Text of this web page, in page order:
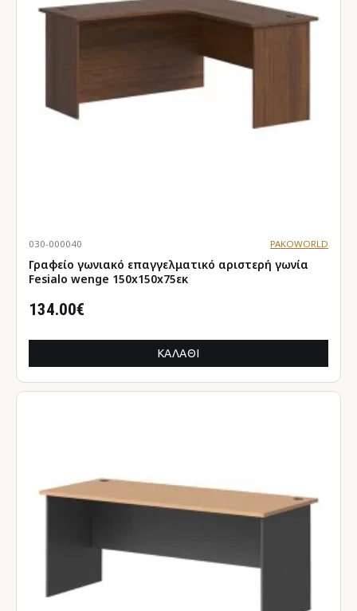
030-000040 PAKOWORLD
Γραφείο γωνιακό επαγγελματικό αριστερή γωνία
Fesialo wenge 150x150x75εκ
134.00€
ΚΑΛΆΘΙ